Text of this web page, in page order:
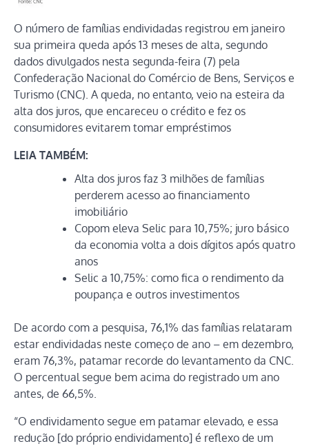
O número de famílias endividadas registrou em janeiro
sua primeira queda após 13 meses de alta, segundo
dados divulgados nesta segunda-feira (7) pela
Confederação Nacional do Comércio de Bens, Serviços e
Turismo (CNC). A queda, no entanto, veio na esteira da
alta dos juros, que encareceu o crédito e fez os
consumidores evitarem tomar empréstimos
LEIA TAMBÉM:
Alta dos juros faz 3 milhões de famílias
perderem acesso ao financiamento
imobiliário
Copom eleva Selic para 10,75%; juro básico
da economia volta a dois dígitos após quatro
anos
Selic a 10,75%: como fica o rendimento da
poupança e outros investimentos
De acordo com a pesquisa, 76,1% das famílias relataram
estar endividadas neste começo de ano – em dezembro,
eram 76,3%, patamar recorde do levantamento da CNC.
O percentual segue bem acima do registrado um ano
antes, de 66,5%.
“O endividamento segue em patamar elevado, e essa
redução [do próprio endividamento] é reflexo de um